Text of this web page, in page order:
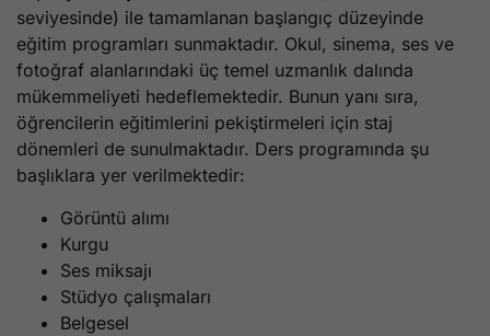
seviyesinde) ile tamamlanan başlangıç düzeyinde
eğitim programları sunmaktadır. Okul, sinema, ses ve
fotoğraf alanlarındaki üç temel uzmanlık dalında
mükemmeliyeti hedeflemektedir. Bunun yanı sıra,
öğrencilerin eğitimlerini pekiştirmeleri için staj
dönemleri de sunulmaktadır. Ders programında şu
başlıklara yer verilmektedir:
Görüntü alımı
Kurgu
Ses miksajı
Stüdyo çalışmaları
Belgesel